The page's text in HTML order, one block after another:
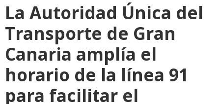
La Autoridad Única del
Transporte de Gran
Canaria amplía el
horario de la línea 91
para facilitar el